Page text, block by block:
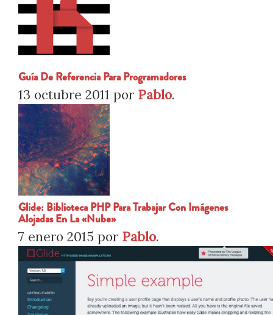
Guía De Referencia Para Programadores
13 octubre 2011 por Pablo.
Glide: Biblioteca PHP Para Trabajar Con Imágenes
Alojadas En La «nube»
7 enero 2015 por Pablo.